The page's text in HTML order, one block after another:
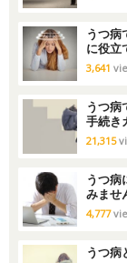
うつ病
に役立
3,641
うつ病
手続き
21,315
うつ病
みませ
4,777
うつ病